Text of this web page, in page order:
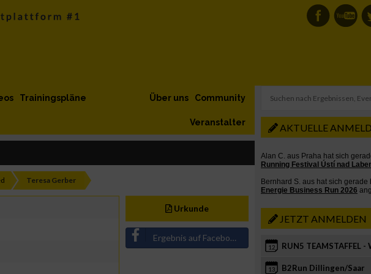
Trainingspläne Community
Über uns
Veranstalter
Teresa Gerber
Urkunde
Ergebnis auf Facebook teilen
AKTUELLE
JETZT ANMELDEN
12 RUN5 TEAMSTAFFEL
13 B2Run Dillingen/Saar